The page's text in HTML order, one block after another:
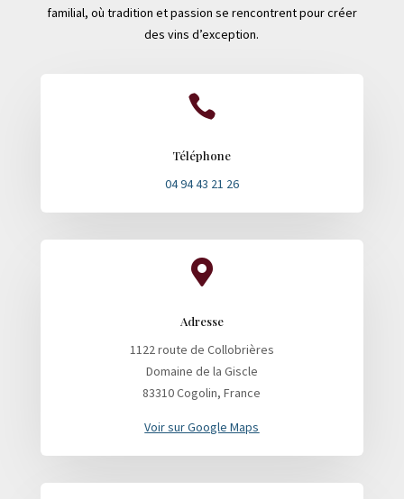
familial, où tradition et passion se rencontrent pour créer
des vins d’exception.

Téléphone
04 94 43 21 26

Adresse
1122 route de Collobrières
Domaine de la Giscle
83310 Cogolin, France
Voir sur Google Maps